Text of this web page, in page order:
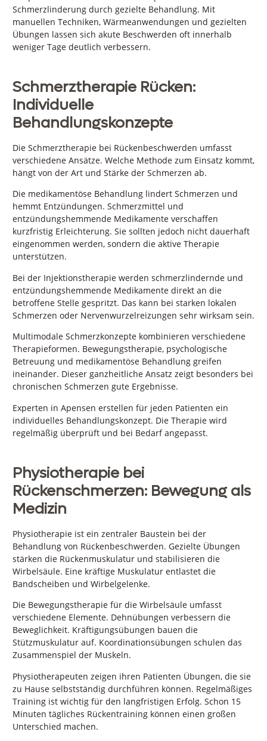
Schmerzlinderung durch gezielte Behandlung. Mit
manuellen Techniken, Wärmeanwendungen und gezielten
Übungen lassen sich akute Beschwerden oft innerhalb
weniger Tage deutlich verbessern.
Schmerztherapie Rücken:
Individuelle
Behandlungskonzepte
Die Schmerztherapie bei Rückenbeschwerden umfasst
verschiedene Ansätze. Welche Methode zum Einsatz kommt,
hängt von der Art und Stärke der Schmerzen ab.
Die medikamentöse Behandlung lindert Schmerzen und
hemmt Entzündungen. Schmerzmittel und
entzündungshemmende Medikamente verschaffen
kurzfristig Erleichterung. Sie sollten jedoch nicht dauerhaft
eingenommen werden, sondern die aktive Therapie
unterstützen.
Bei der Injektionstherapie werden schmerzlindernde und
entzündungshemmende Medikamente direkt an die
betroffene Stelle gespritzt. Das kann bei starken lokalen
Schmerzen oder Nervenwurzelreizungen sehr wirksam sein.
Multimodale Schmerzkonzepte kombinieren verschiedene
Therapieformen. Bewegungstherapie, psychologische
Betreuung und medikamentöse Behandlung greifen
ineinander. Dieser ganzheitliche Ansatz zeigt besonders bei
chronischen Schmerzen gute Ergebnisse.
Experten in Apensen erstellen für jeden Patienten ein
individuelles Behandlungskonzept. Die Therapie wird
regelmäßig überprüft und bei Bedarf angepasst.
Physiotherapie bei
Rückenschmerzen: Bewegung als
Medizin
Physiotherapie ist ein zentraler Baustein bei der
Behandlung von Rückenbeschwerden. Gezielte Übungen
stärken die Rückenmuskulatur und stabilisieren die
Wirbelsäule. Eine kräftige Muskulatur entlastet die
Bandscheiben und Wirbelgelenke.
Die Bewegungstherapie für die Wirbelsäule umfasst
verschiedene Elemente. Dehnübungen verbessern die
Beweglichkeit. Kräftigungsübungen bauen die
Stützmuskulatur auf. Koordinationsübungen schulen das
Zusammenspiel der Muskeln.
Physiotherapeuten zeigen ihren Patienten Übungen, die sie
zu Hause selbstständig durchführen können. Regelmäßiges
Training ist wichtig für den langfristigen Erfolg. Schon 15
Minuten tägliches Rückentraining können einen großen
Unterschied machen.